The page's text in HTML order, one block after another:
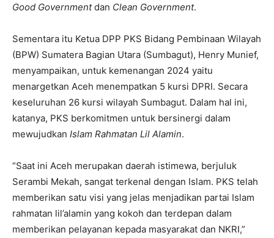
Good Governmentdan Clean Government.
Sementara itu Ketua DPP PKS Bidang Pembinaan Wilayah
(BPW) Sumatera Bagian Utara (Sumbagut), Henry Munief,
menyampaikan, untuk kemenangan 2024 yaitu
menargetkan Aceh menempatkan 5 kursi DPRI. Secara
keseluruhan 26 kursi wilayah Sumbagut. Dalam hal ini,
katanya, PKS berkomitmen untuk bersinergi dalam
mewujudkan Islam Rahmatan Lil Alamin.
“Saat ini Aceh merupakan daerah istimewa, berjuluk
Serambi Mekah, sangat terkenal dengan Islam. PKS telah
memberikan satu visi yang jelas menjadikan partai Islam
rahmatan lil’alamin yang kokoh dan terdepan dalam
memberikan pelayanan kepada masyarakat dan NKRI,”